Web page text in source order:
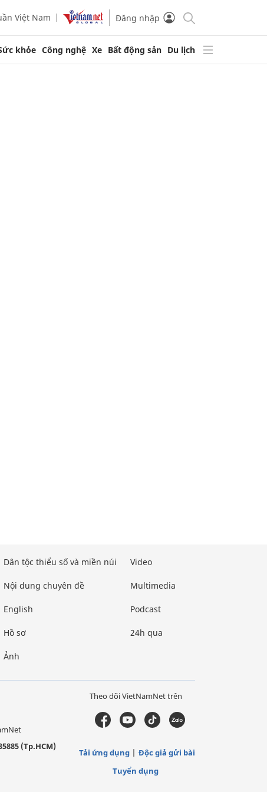
Việt Nam Đăng nhập
khỏe Công nghệ Xe Bất động sản Du lịch
Dân tộc thiểu số và miền núi
Nội dung chuyên đề
English
Hồ sơ
Ảnh
Video
Multimedia
Podcast
24h qua
(Tp.HCM)
Theo dõi VietNamNet trên
Tải ứng dụng
Độc giả gửi bài
Tuyển dụng